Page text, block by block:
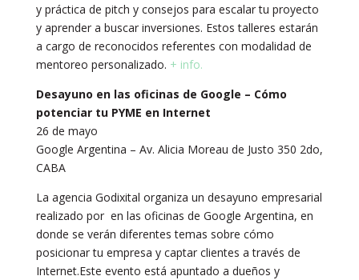
y práctica de pitch y consejos para escalar tu proyecto
y aprender a buscar inversiones. Estos talleres estarán
a cargo de reconocidos referentes con modalidad de
mentoreo personalizado. + info.
Desayuno en las oficinas de Google – Cómo
potenciar tu PYME en Internet
26 de mayo
Google Argentina – Av. Alicia Moreau de Justo 350 2do,
CABA
La agencia Godixital organiza un desayuno empresarial
realizado por en las oficinas de Google Argentina, en
donde se verán diferentes temas sobre cómo
posicionar tu empresa y captar clientes a través de
Internet.Este evento está apuntado a dueños y